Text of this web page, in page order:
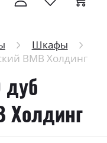
Шкафы
ВМВ Холдинг
Холдинг